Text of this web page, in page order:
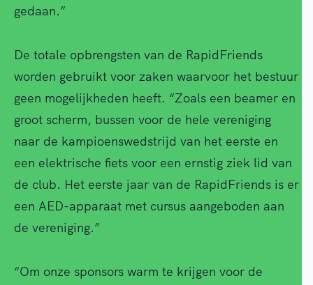
gedaan.”
De totale opbrengsten van de RapidFriends
worden gebruikt voor zaken waarvoor het bestuur
geen mogelijkheden heeft. “Zoals een beamer en
groot scherm, bussen voor de hele vereniging
naar de kampioenswedstrijd van het eerste en
een elektrische fiets voor een ernstig ziek lid van
de club. Het eerste jaar van de RapidFriends is er
een AED-apparaat met cursus aangeboden aan
de vereniging.”
“Om onze sponsors warm te krijgen voor de